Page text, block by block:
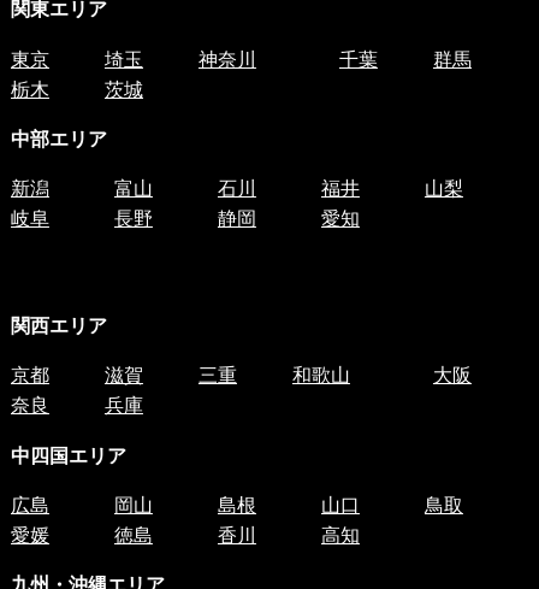
関東エリア
東京 埼玉 神奈川 千葉
群馬
栃木
茨城
中部エリア
新潟 富山 石川 福井
山梨
岐阜
長野 静岡 愛知
関西エリア
京都 滋賀 三重 和歌山
大阪
奈良
兵庫
中四国 エリア
広島 岡山 島根 山口
鳥取
愛媛
徳島 香川 高知
九州・沖縄エリア